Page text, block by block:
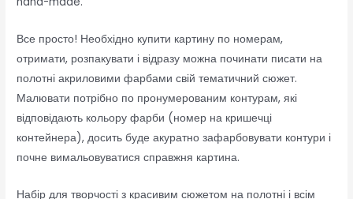
Все просто! Необхідно купити картину по номерам,
отримати, розпакувати і відразу можна починати писати на
полотні акриловими фарбами свій тематичний сюжет.
Малювати потрібно по пронумерованим контурам, які
відповідають кольору фарби (номер на кришечці
контейнера), досить буде акуратно зафарбовувати контури і
почне вимальовуватися справжня картина.
Набір для творчості з красивим сюжетом на полотні і всім